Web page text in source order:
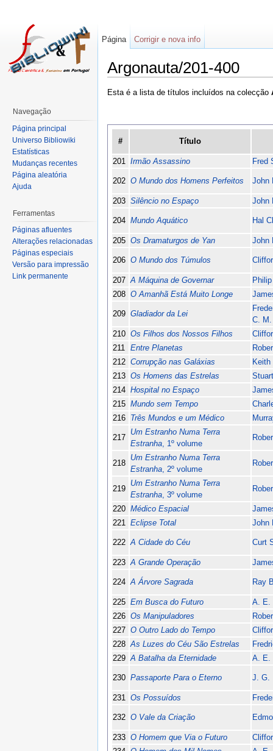
Argonauta/201-400
Esta é a lista de títulos incluídos na colecção
# Título
201 Irmão Assassino Fred
202 O Mundo dos Homens Perfeitos John
203 Silêncio no Espaço John
204 Mundo Aquático Hal
205 Os Dramaturgos de Yan John
206 O Mundo dos Túmulos
207 A Máquina de Governar
208 O Amanhã Está Muito Longe
209 Gladiador da Lei
C.
210 Os Filhos dos Nossos Filhos
211 Entre Planetas
212 Corrupção nas Galáxias
Keith
213 Os Homens das Estrelas
214 Hospital no Espaço
215 Mundo sem Tempo
216 Três Mundos e um Médico
217
Um Estranho Numa Terra
Estranha, 1º volume
218
Um Estranho Numa Terra
Estranha, 2º volume
219
Um Estranho Numa Terra
Estranha, 3º volume
220 Médico Espacial
221 Eclipse Total John
222 A Cidade do Céu Curt
223 A Grande Operação
224 A Árvore Sagrada Ray
225 Em Busca do Futuro
A. E.
226 Os Manipuladores
227 O Outro Lado do Tempo
228 As Luzes do Céu São Estrelas
229 A Batalha da Eternidade A. E.
230 Passaporte Para o Eterno J. G.
231 Os Possuídos
232 O Vale da Criação
233 O Homem que Via o Futuro
Página Corrigir e nova info
Navegação
Página principal
Universo Bibliowiki
Estatísticas
Mudanças recentes
Página aleatória
Ajuda
Ferramentas
Páginas afluentes
Alterações relacionadas
Páginas especiais
Versão para impressão
Link permanente